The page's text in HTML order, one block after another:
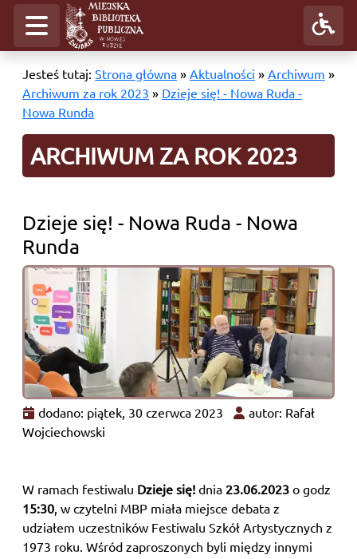
Jesteś tutaj: Strona główna » Aktualności » Archiwum »
Archiwum za rok 2023 » Dzieje się! - Nowa Ruda -
Nowa Runda
ARCHIWUM ZA ROK 2023
Dzieje się! - Nowa Ruda - Nowa
Runda
dodano: piątek, 30 czerwca 2023
autor: Rafał
Wojciechowski
W ramach festiwalu Dzieje się! dnia 23.06.2023 o godz
15:30, w czytelni MBP miała miejsce debata z
udziałem uczestników Festiwalu Szkół Artystycznych z
1973 roku. Wśród zaproszonych byli między innymi